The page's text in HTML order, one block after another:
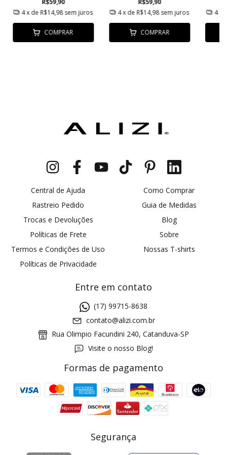
R$59,90
4x de R$14,98 sem juros
COMPRAR
R$59,90
4x de R$14,98sem juros
COMPRAR
4
Central de Ajuda
Rastreio Pedido
Trocas e Devoluções
Políticas de Frete
Termos e Condições de Uso
Políticas de Privacidade
Como Comprar
Guia de Medidas
Blog
Sobre
Nossas T-shirts
Entre em contato
(17) 99715-8638
contato@alizi.com.br
Rua Olimpio Facundini 240, Catanduva-SP
Visite o nosso Blog!
Formas de pagamento
Segurança
Cupom 1a compra: GANHE5